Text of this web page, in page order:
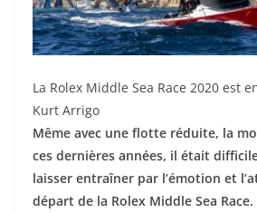
La Rolex Middle Sea Race 2020 est
Kurt Arrigo
Même avec une flotte réduite, la
ces dernières années, il était
laisser entraîner par l’émotion et
départ de la Rolex Middle Sea